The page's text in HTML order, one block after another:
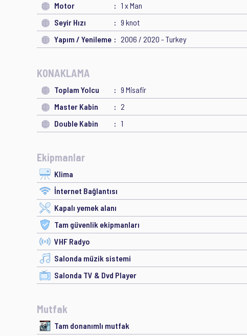
Motor
1 x Man
Seyir Hızı
9 knot
Yapım / Yenileme
2006 / 2020 - Turkey
KONAKLAMA
Toplam Yolcu 9 Misafir
Master Kabin
2
Double Kabin
1
Ekipmanlar
Klima
İnternet Bağlantısı
Kapalı yemek alanı
Tam güvenlik ekipmanları
VHF Radyo
Salonda müzik sistemi
Salonda TV & Dvd Player
Mutfak
Tam donanımlı mutfak